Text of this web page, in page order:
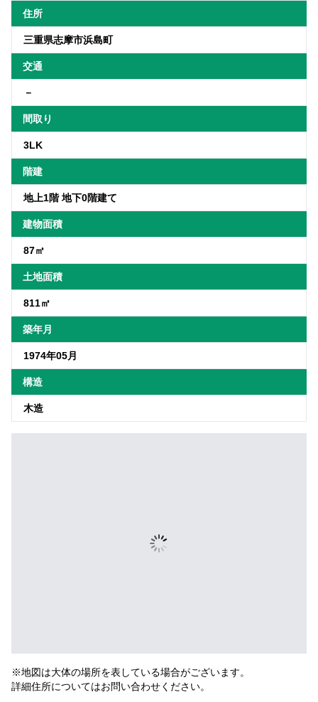
住所
三重県志摩市浜島町
交通
－
間取り
3LK
階建
地上1階 地下0階建て
建物面積
87㎡
土地面積
811㎡
築年月
1974年05月
構造
木造
※地図は大体の場所を表している場合がございます。
詳細住所についてはお問い合わせください。